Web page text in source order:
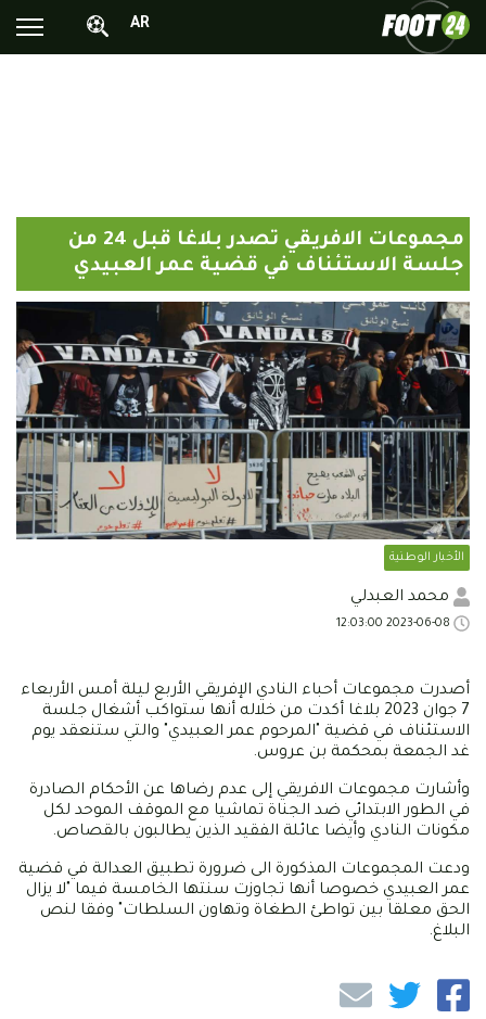
ألبومات الصور
أخبار متفرقة
البرامج
البث المباشر
Chrono24
Sports 24
AR
مجموعات الافريقي تصدر بلاغا قبل 24 من
جلسة الاستئناف في قضية عمر العبيدي
الأخبار الوطنية
محمد العبدلي
أصدرت مجموعات أحباء النادي الإفريقي الأربع ليلة أمس الأربعاء
7 جوان 2023 بلاغا أكدت من خلاله أنها ستواكب أشغال جلسة
الاستئناف في قضية "المرحوم عمر العبيدي" والتي ستنعقد يوم
غد الجمعة بمحكمة بن عروس.
وأشارت مجموعات الافريقي إلى عدم رضاها عن الأحكام الصادرة
في الطور الابتدائي ضد الجناة تماشيا مع الموقف الموحد لكل
مكونات النادي وأيضا عائلة الفقيد الذين يطالبون بالقصاص.
ودعت المجموعات المذكورة الى ضرورة تطبيق العدالة في قضية
عمر العبيدي خصوصا أنها تجاوزت سنتها الخامسة فيما "لا يزال
الحق معلقا بين تواطئ الطغاة وتهاون السلطات" وفقا لنص
البلاغ.